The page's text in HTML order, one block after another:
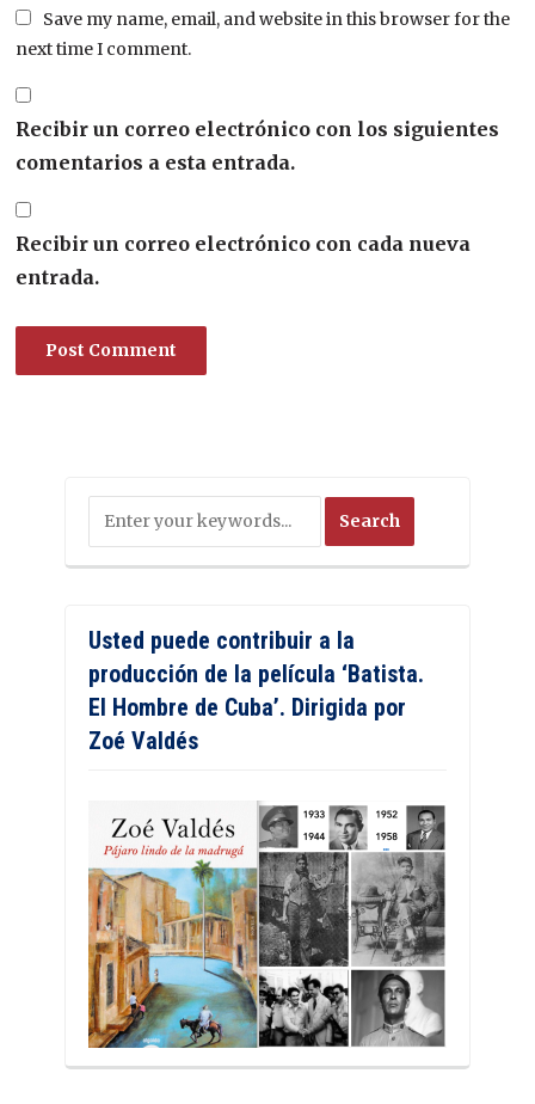
Save my name, email, and website in this browser for the
next time I comment.
Recibir un correo electrónico con los siguientes
comentarios a esta entrada.
Recibir un correo electrónico con cada nueva
entrada.
Usted puede contribuir a la
producción de la película ‘Batista.
El Hombre de Cuba’. Dirigida por
Zoé Valdés